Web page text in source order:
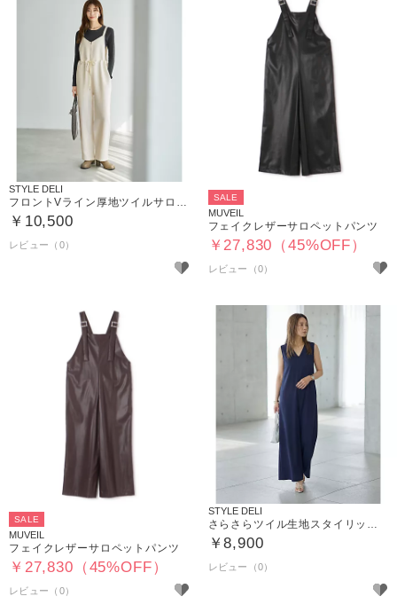
STYLE DELI
フロントVライン厚地ツイルサロペット
￥10,500
SALE
MUVEIL
フェイクレザーサロペットパンツ
￥27,830（45%OFF）
SALE
MUVEIL
フェイクレザーサロペットパンツ
￥27,830（45%OFF）
STYLE DELI
￥8,900